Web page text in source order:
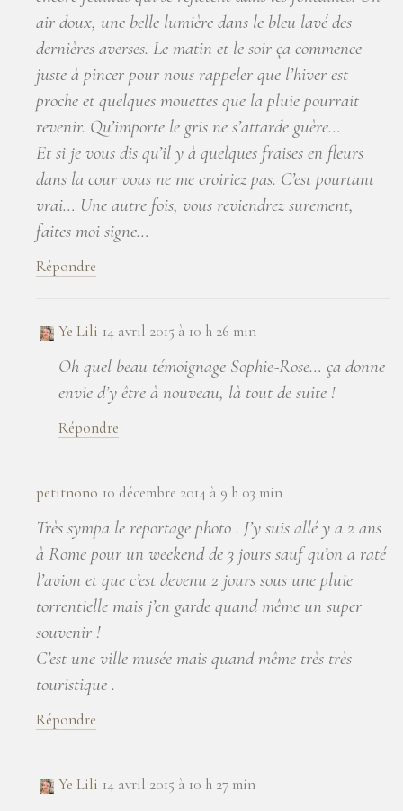
air doux, une belle lumière dans le bleu lavé des
dernières averses. Le matin et le soir ça commence
juste à pincer pour nous rappeler que l’hiver est
proche et quelques mouettes que la pluie pourrait
revenir. Qu’importe le gris ne s’attarde guère…
Et si je vous dis qu’il y à quelques fraises en fleurs
dans la cour vous ne me croiriez pas. C’est pourtant
vrai… Une autre fois, vous reviendrez surement,
faites moi signe…
Répondre
Ye Lili 14 avril 2015 à 10 h 26 min
Oh quel beau témoignage Sophie-Rose… ça donne
envie d’y être à nouveau, là tout de suite !
Répondre
petitnono 10 décembre 2014 à 9 h 03 min
Très sympa le reportage photo . J’y suis allé y a 2 ans
à Rome pour un weekend de 3 jours sauf qu’on a raté
l’avion et que c’est devenu 2 jours sous une pluie
torrentielle mais j’en garde quand même un super
souvenir !
C’est une ville musée mais quand même très très
touristique .
Répondre
Ye Lili 14 avril 2015 à 10 h 27 min